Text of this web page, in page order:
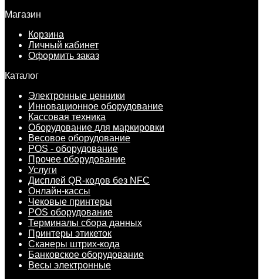
Магазин
Корзина
Личный кабинет
Оформить заказ
Каталог
Электронные ценники
Инновационное оборудование
Кассовая техника
Оборудование для маркировки
Весовое оборудование
POS - оборудование
Прочее оборудование
Услуги
Дисплей QR-кодов без NFC
Онлайн-кассы
Чековые принтеры
POS оборудование
Терминалы сбора данных
Принтеры этикеток
Сканеры штрих-кода
Банковское оборудование
Весы электронные